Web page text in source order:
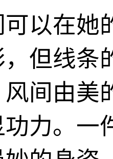
以在她
但线条
间由美
力。一